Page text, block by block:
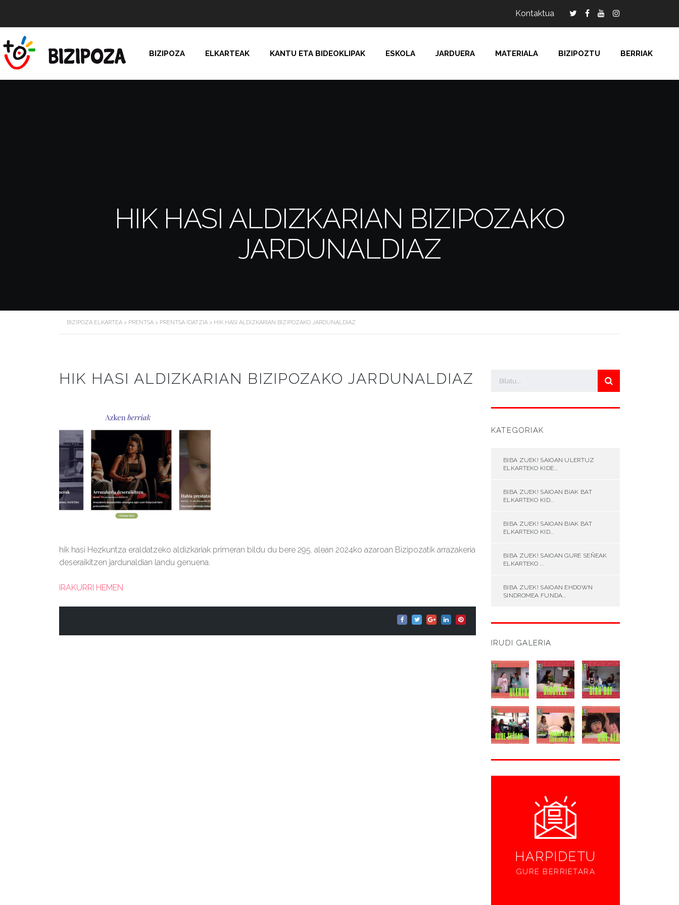
Kontaktua
BIZIPOZA ELKARTEAK KANTU ETA BIDEOKLIPAK ESKOLA JARDUERA MATERIALA BIZIPOZTU BERRIAK
HIK HASI ALDIZKARIAN BIZIPOZAKO
JARDUNALDIAZ
BIZIPOZA ELKARTEA > PRENTSA > PRENTSA IDATZIA > HIK HASI ALDIZKARIAN BIZIPOZAKO JARDUNALDIAZ
HIK HASI ALDIZKARIAN BIZIPOZAKO JARDUNALDIAZ
hik hasi Hezkuntza eraldatzeko aldizkariak primeran bildu du bere 295. alean 2024ko azaroan Bizipozatik arrazakeria
deseraikitzen jardunaldian landu genuena.
IRAKURRI HEMEN
KATEGORIAK
BIBA ZUEK! SAIOAN ULERTUZ
ELKARTEKO KIDE...
BIBA ZUEK! SAIOAN BIAK BAT
ELKARTEKO KID...
BIBA ZUEK! SAIOAN BIAK BAT
ELKARTEKO KID...
BIBA ZUEK! SAIOAN GURE SEÑEAK
ELKARTEKO ...
BIBA ZUEK! SAIOAN EHDOWN
SINDROMEA FUNDA...
IRUDI GALERIA
HARPIDETU
GURE BERRIETARA